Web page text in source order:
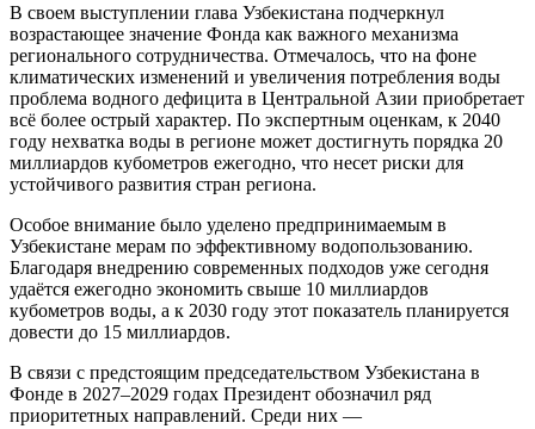
В своем выступлении глава Узбекистана подчеркнул
возрастающее значение Фонда как важного механизма
регионального сотрудничества. Отмечалось, что на фоне
климатических изменений и увеличения потребления воды
проблема водного дефицита в Центральной Азии приобретает
всё более острый характер. По экспертным оценкам, к 2040
году нехватка воды в регионе может достигнуть порядка 20
миллиардов кубометров ежегодно, что несет риски для
устойчивого развития стран региона.
Особое внимание было уделено предпринимаемым в
Узбекистане мерам по эффективному водопользованию.
Благодаря внедрению современных подходов уже сегодня
удаётся ежегодно экономить свыше 10 миллиардов
кубометров воды, а к 2030 году этот показатель планируется
довести до 15 миллиардов.
В связи с предстоящим председательством Узбекистана в
Фонде в 2027–2029 годах Президент обозначил ряд
приоритетных направлений. Среди них —